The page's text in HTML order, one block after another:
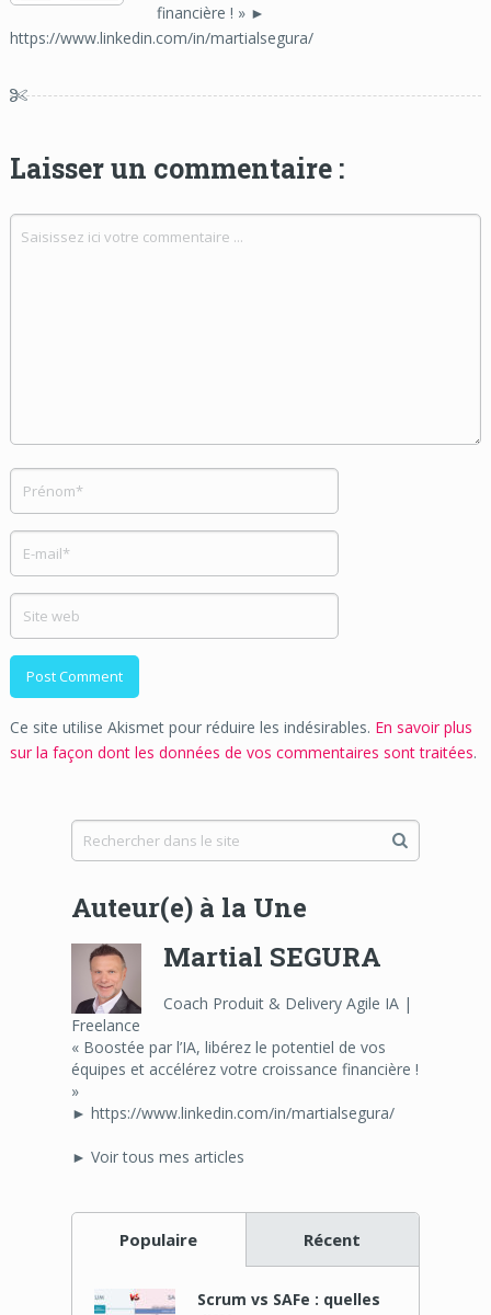
financière ! » ►
https://www.linkedin.com/in/martialsegura/
Laisser un commentaire :
Ce site utilise Akismet pour réduire les indésirables. En savoir plus
sur la façon dont les données de vos commentaires sont traitées.
Auteur(e) à la Une
Martial SEGURA
Coach Produit & Delivery Agile IA |
Freelance
« Boostée par l’IA, libérez le potentiel de vos
équipes et accélérez votre croissance financière !
»
► https://www.linkedin.com/in/martialsegura/
► Voir tous mes articles
Populaire Récent
Scrum vs SAFe : quelles